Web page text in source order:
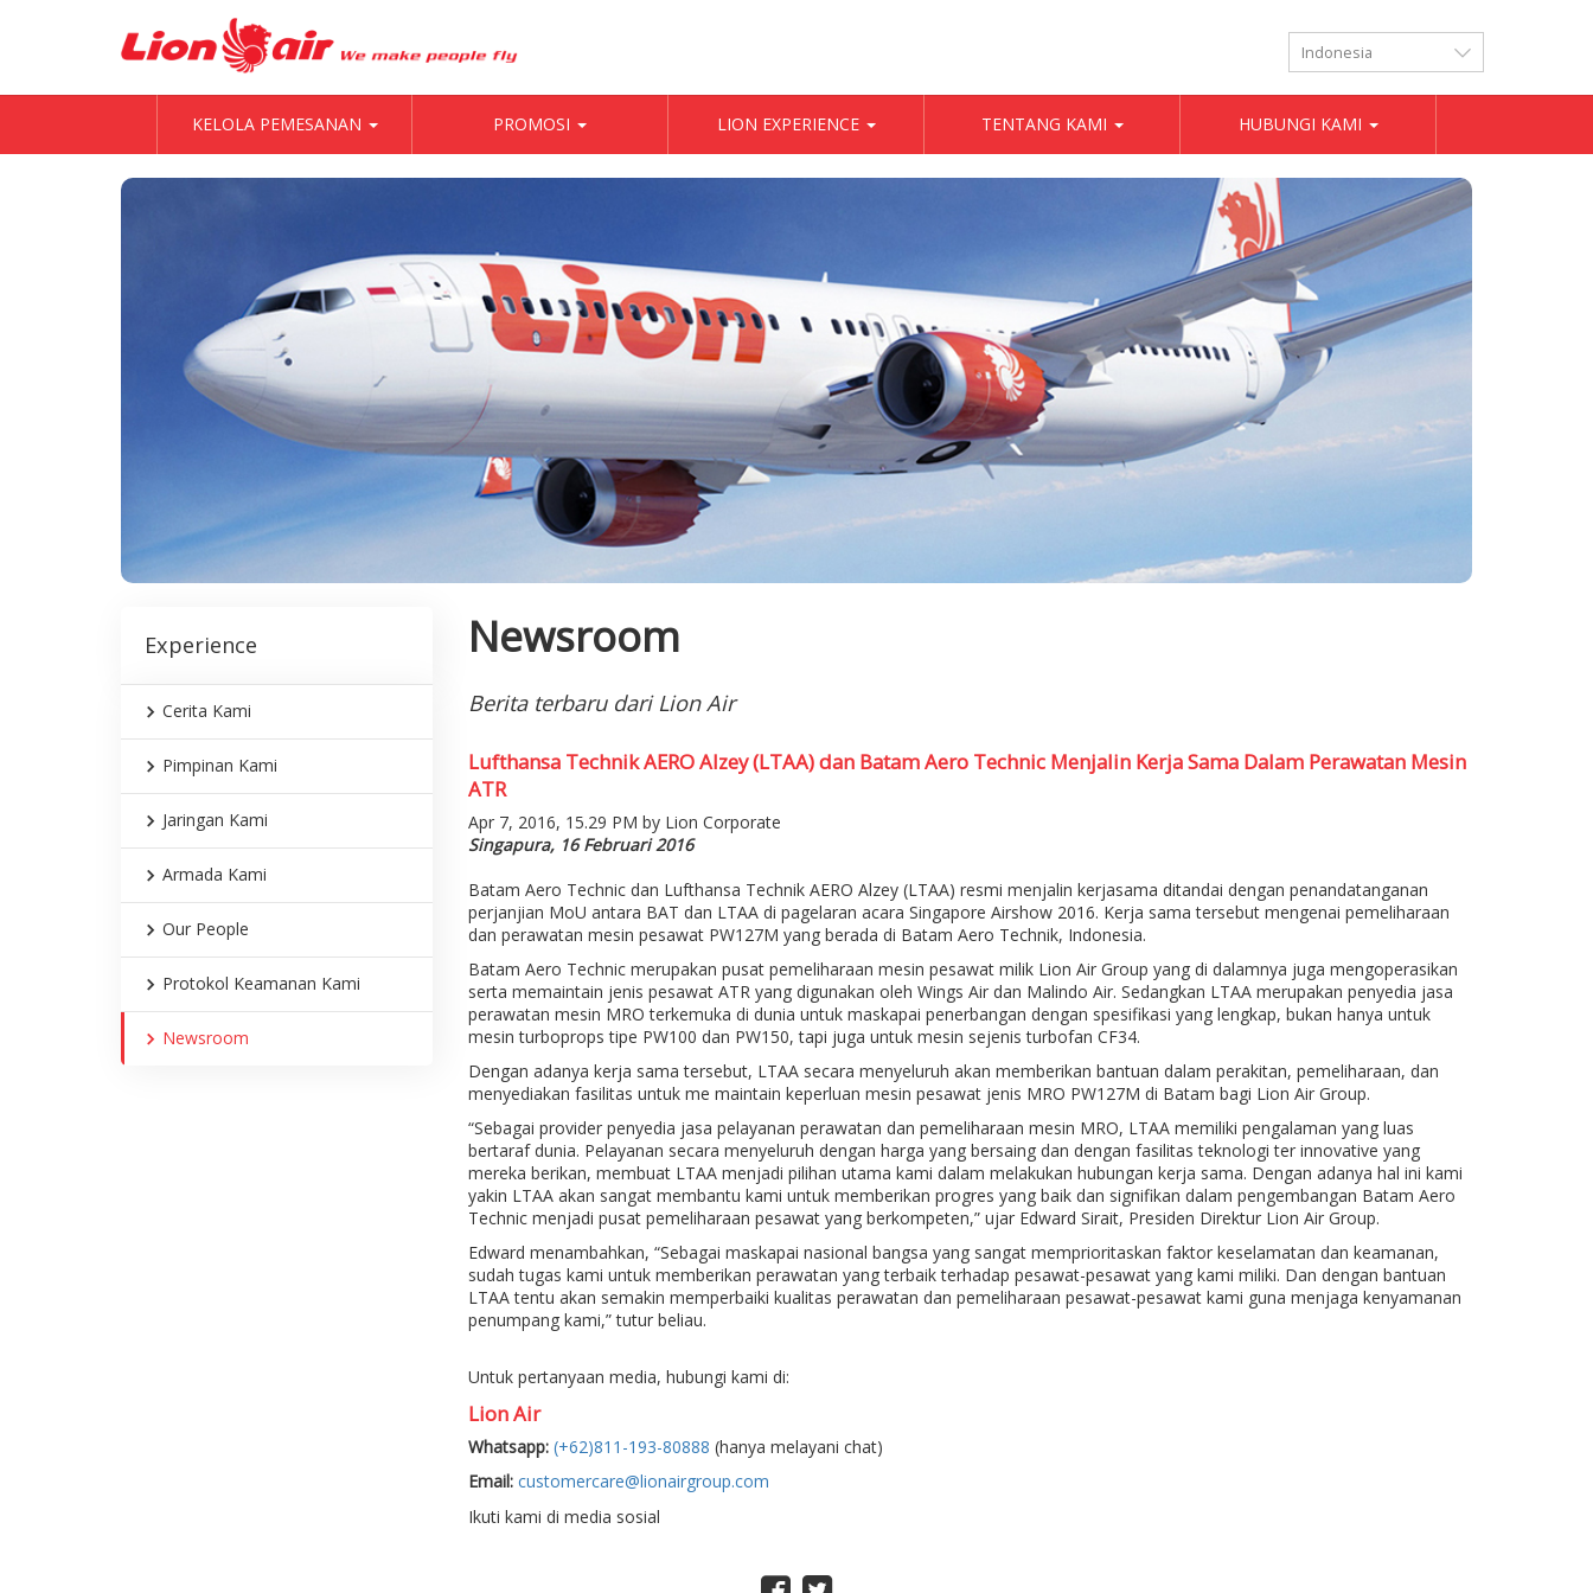
KELOLA PEMESANAN PROMOSI LION EXPERIENCE TENTANG KAMI HUBUNGI KAMI
Experience
Cerita Kami
Pimpinan Kami
Jaringan Kami
Armada Kami
Our People
Protokol Keamanan Kami
Newsroom
Newsroom
Berita terbaru dari Lion Air
Lufthansa Technik AERO Alzey (LTAA) dan Batam Aero Technic Menjalin Kerja Sama Dalam Perawatan Mesin
ATR
Apr 7, 2016, 15.29 PM by Lion Corporate
Singapura, 16 Februari 2016
Batam Aero Technic dan Lufthansa Technik AERO Alzey (LTAA) resmi menjalin kerjasama ditandai dengan penandatanganan
perjanjian MoU antara BAT dan LTAA di pagelaran acara Singapore Airshow 2016. Kerja sama tersebut mengenai pemeliharaan
dan perawatan mesin pesawat PW127M yang berada di Batam Aero Technik, Indonesia.
Batam Aero Technic merupakan pusat pemeliharaan mesin pesawat milik Lion Air Group yang di dalamnya juga mengoperasikan
serta memaintain jenis pesawat ATR yang digunakan oleh Wings Air dan Malindo Air. Sedangkan LTAA merupakan penyedia jasa
perawatan mesin MRO terkemuka di dunia untuk maskapai penerbangan dengan spesifikasi yang lengkap, bukan hanya untuk
mesin turboprops tipe PW100 dan PW150, tapi juga untuk mesin sejenis turbofan CF34.
Dengan adanya kerja sama tersebut, LTAA secara menyeluruh akan memberikan bantuan dalam perakitan, pemeliharaan, dan
menyediakan fasilitas untuk me maintain keperluan mesin pesawat jenis MRO PW127M di Batam bagi Lion Air Group.
“Sebagai provider penyedia jasa pelayanan perawatan dan pemeliharaan mesin MRO, LTAA memiliki pengalaman yang luas
bertaraf dunia. Pelayanan secara menyeluruh dengan harga yang bersaing dan dengan fasilitas teknologi ter innovative yang
mereka berikan, membuat LTAA menjadi pilihan utama kami dalam melakukan hubungan kerja sama. Dengan adanya hal ini kami
yakin LTAA akan sangat membantu kami untuk memberikan progres yang baik dan signifikan dalam pengembangan Batam Aero
Technic menjadi pusat pemeliharaan pesawat yang berkompeten,” ujar Edward Sirait, Presiden Direktur Lion Air Group.
Edward menambahkan, “Sebagai maskapai nasional bangsa yang sangat memprioritaskan faktor keselamatan dan keamanan,
sudah tugas kami untuk memberikan perawatan yang terbaik terhadap pesawat-pesawat yang kami miliki. Dan dengan bantuan
LTAA tentu akan semakin memperbaiki kualitas perawatan dan pemeliharaan pesawat-pesawat kami guna menjaga kenyamanan
penumpang kami,” tutur beliau.
Untuk pertanyaan media, hubungi kami di:
Lion Air
Whatsapp: (+62)811-193-80888 (hanya melayani chat)
Email: customercare@lionairgroup.com
Ikuti kami di media sosial